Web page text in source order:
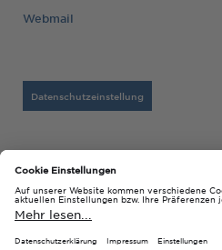
Webmail
Datenschutzeinstellung